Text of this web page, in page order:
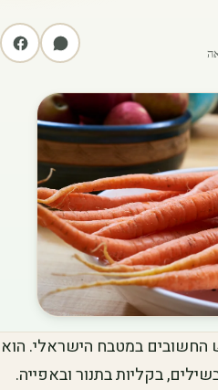
החשובים במטבח הישראלי. הוא
בקליות בתנור ובאפייה.